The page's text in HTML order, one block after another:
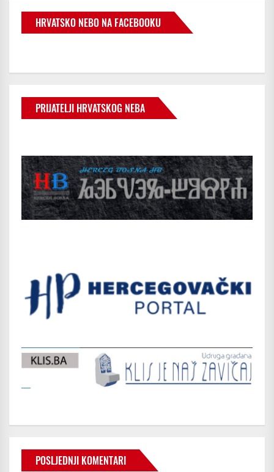
HRVATSKO NEBO NA FACEBOOKU
PRIJATELJI HRVATSKOG NEBA
POSLJEDNJI KOMENTARI